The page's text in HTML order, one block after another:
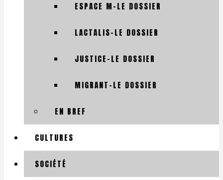
ESPACE M-LE DOSSIER
LACTALIS-LE DOSSIER
JUSTICE-LE DOSSIER
MIGRANT-LE DOSSIER
EN BREF
CULTURES
SOCIÉTÉ